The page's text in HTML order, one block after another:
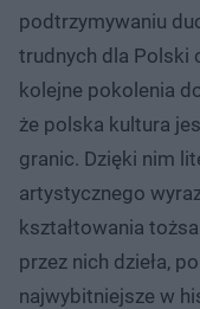
podtrzymywaniu
trudnych dla Polski
kolejne pokolenia
że polska kultura
granic. Dzięki nim
artystycznego
kształtowania
przez nich dzieła,
najwybitniejsze w